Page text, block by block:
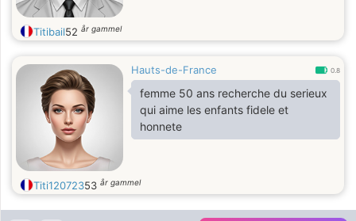
Titibail52 år gammel
Hauts-de-France 0.8
femme 50 ans recherche du serieux
qui aime les enfants fidele et
honnete
Titi12072353 år gammel